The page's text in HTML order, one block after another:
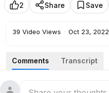
2 Share Save
39 Video Views · Oct 23, 2022
Comments Transcript